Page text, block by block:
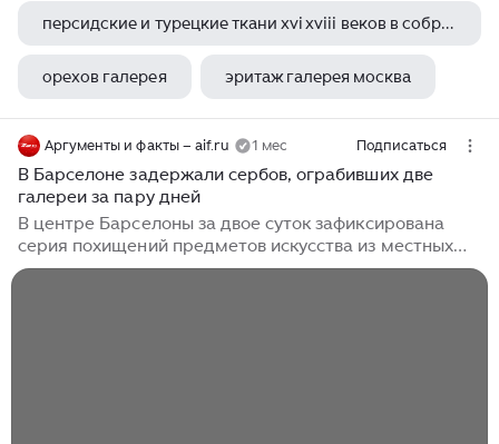
персидские и турецкие ткани xvi xviii веков в собрании исторического музея
орехов галерея эритаж галерея москва
Аргументы и факты – aif.ru 1 мес Подписаться
В Барселоне задержали сербов, ограбивших две
галереи за пару дней
В центре Барселоны за двое суток зафиксирована
серия похищений предметов искусства из местных
выставочных залов. По информации ресурса